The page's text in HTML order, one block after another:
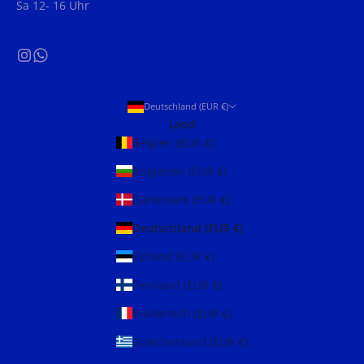
Sa 12- 16 Uhr
Deutschland (EUR €)
Land
Belgien (EUR €)
Bulgarien (EUR €)
Dänemark (EUR €)
Deutschland (EUR €)
Estland (EUR €)
Finnland (EUR €)
Frankreich (EUR €)
Griechenland (EUR €)